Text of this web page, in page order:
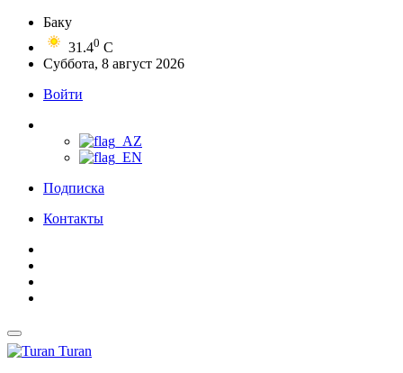
Баку
31.40 C
Суббота, 8 август 2026
Войти
Подписка
Контакты
Turan